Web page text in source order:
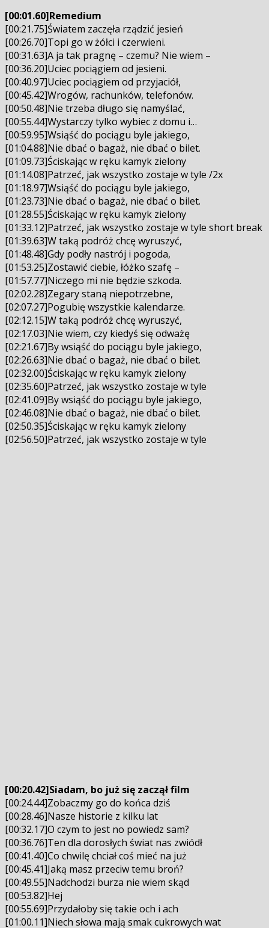
[00:01.60]Remedium
[00:21.75]Światem zaczęła rządzić jesień
[00:26.70]Topi go w żółci i czerwieni.
[00:31.63]A ja tak pragnę – czemu? Nie wiem –
[00:36.20]Uciec pociągiem od jesieni.
[00:40.97]Uciec pociągiem od przyjaciół,
[00:45.42]Wrogów, rachunków, telefonów.
[00:50.48]Nie trzeba długo się namyślać,
[00:55.44]Wystarczy tylko wybiec z domu i…
[00:59.95]Wsiąść do pociągu byle jakiego,
[01:04.88]Nie dbać o bagaż, nie dbać o bilet.
[01:09.73]Ściskając w ręku kamyk zielony
[01:14.08]Patrzeć, jak wszystko zostaje w tyle /2x
[01:18.97]Wsiąść do pociągu byle jakiego,
[01:23.73]Nie dbać o bagaż, nie dbać o bilet.
[01:28.55]Ściskając w ręku kamyk zielony
[01:33.12]Patrzeć, jak wszystko zostaje w tyle short break
[01:39.63]W taką podróż chcę wyruszyć,
[01:48.48]Gdy podły nastrój i pogoda,
[01:53.25]Zostawić ciebie, łóżko szafę –
[01:57.77]Niczego mi nie będzie szkoda.
[02:02.28]Zegary staną niepotrzebne,
[02:07.27]Pogubię wszystkie kalendarze.
[02:12.15]W taką podróż chcę wyruszyć,
[02:17.03]Nie wiem, czy kiedyś się odważę
[02:21.67]By wsiąść do pociągu byle jakiego,
[02:26.63]Nie dbać o bagaż, nie dbać o bilet.
[02:32.00]Ściskając w ręku kamyk zielony
[02:35.60]Patrzeć, jak wszystko zostaje w tyle
[02:41.09]By wsiąść do pociągu byle jakiego,
[02:46.08]Nie dbać o bagaż, nie dbać o bilet.
[02:50.35]Ściskając w ręku kamyk zielony
[02:56.50]Patrzeć, jak wszystko zostaje w tyle
[00:20.42]Siadam, bo już się zaczął film
[00:24.44]Zobaczmy go do końca dziś
[00:28.46]Nasze historie z kilku lat
[00:32.17]O czym to jest no powiedz sam?
[00:36.76]Ten dla dorosłych świat nas zwiódł
[00:41.40]Co chwilę chciał coś mieć na już
[00:45.41]Jaką masz przeciw temu broń?
[00:49.55]Nadchodzi burza nie wiem skąd
[00:53.82]Hej
[00:55.69]Przydałoby się takie och i ach
[01:00.11]Niech słowa mają smak cukrowych wat